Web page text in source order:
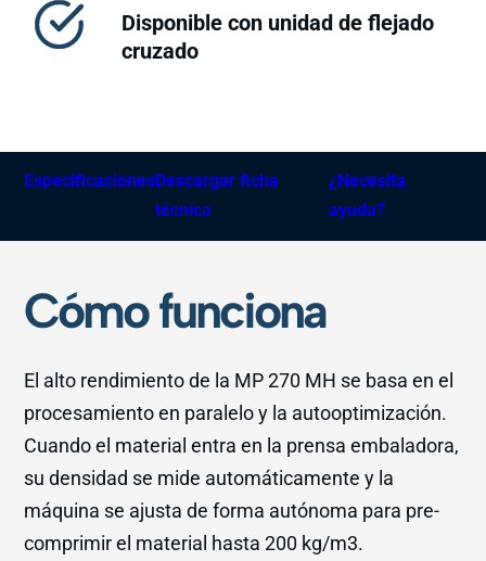
Disponible con unidad de flejado
cruzado
EspecificacionesDescargar ficha
técnica
¿Necesita
ayuda?
Cómo funciona
El alto rendimiento de la MP 270 MH se basa en el
procesamiento en paralelo y la autooptimización.
Cuando el material entra en la prensa embaladora,
su densidad se mide automáticamente y la
máquina se ajusta de forma autónoma para pre-
comprimir el material hasta 200 kg/m3.